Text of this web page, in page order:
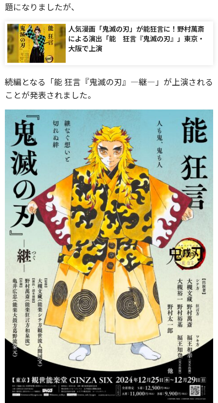
題になりましたが、
人気漫画「鬼滅の刃」が能狂言に！野村萬斎
による演出「能 狂言『鬼滅の刃』」東京・
大阪で上演
続編となる「能 狂言『鬼滅の刃』―継―」が上演される
ことが発表されました。